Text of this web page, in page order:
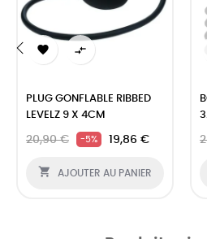
 
PLUG GONFLABLE RIBBED
LEVELZ 9 X 4CM
20,90 € -5% 19,86 €
 AJOUTER AU PANIER